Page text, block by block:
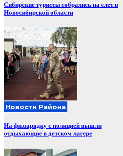
Сибирские туристы собрались на слет в
Новосибирской области
Новости Района
На физзарядку с полицией вышли
отдыхающие в детском лагере